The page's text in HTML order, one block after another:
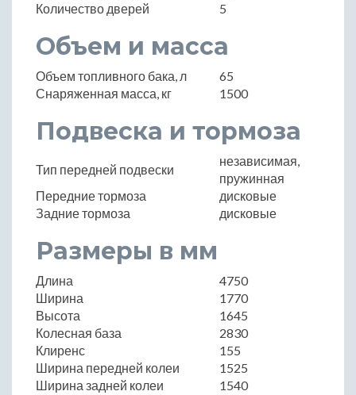
Количество дверей
5
Объем и масса
Объем топливного бака, л
65
Снаряженная масса, кг
1500
Подвеска и тормоза
Тип передней подвески
независимая,
пружинная
Передние тормоза
дисковые
Задние тормоза
дисковые
Размеры в мм
Длина
4750
Ширина
1770
Высота
1645
Колесная база
2830
Клиренс
155
Ширина передней колеи
1525
Ширина задней колеи
1540